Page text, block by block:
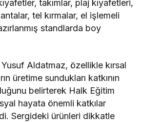
takımlar, plaj kıyafetleri,
tel kırmalar, el işlemeli
standlarda boy
Aldatmaz, özellikle kırsal
üretime sundukları katkının
belirterek Halk Eğitim
hayata önemli katkılar
Sergideki ürünleri dikkatle